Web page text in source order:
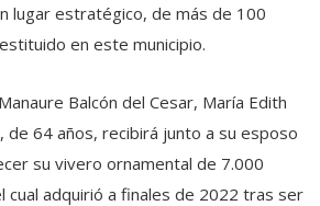
lugar estratégico, de más de 100
en este municipio.
Balcón del Cesar, María Edith
de 64 años, recibirá junto a su esposo
su vivero ornamental de 7.000
cual adquirió a finales de 2022 tras ser